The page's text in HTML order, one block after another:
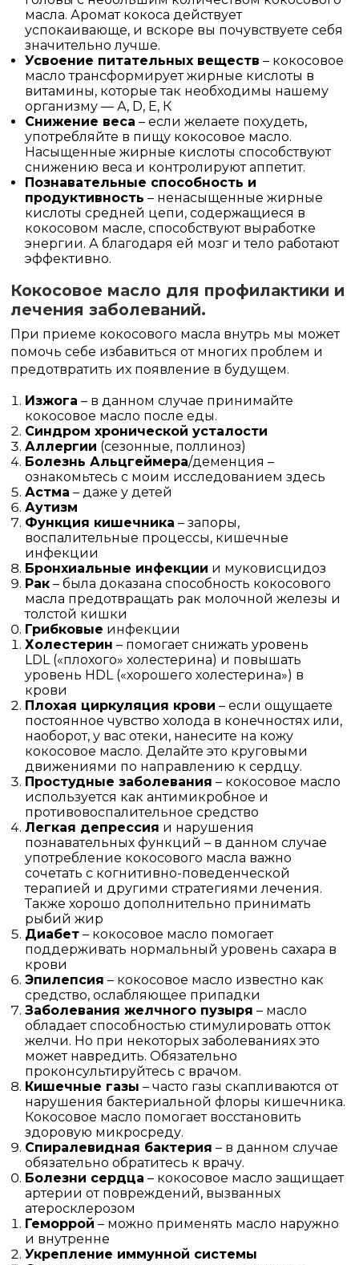
масла. Аромат кокоса действует
успокаивающе, и вскоре вы почувствуете себя
значительно лучше.
Усвоение питательных веществ – кокосовое
масло трансформирует жирные кислоты в
витамины, которые так необходимы нашему
организму — А, D, Е, К
Снижение веса – если желаете похудеть,
употребляйте в пищу кокосовое масло.
Насыщенные жирные кислоты способствуют
снижению веса и контролируют аппетит.
Познавательные способность и
продуктивность – ненасыщенные жирные
кислоты средней цепи, содержащиеся в
кокосовом масле, способствуют выработке
энергии. А благодаря ей мозг и тело работают
эффективно.
Кокосовое масло для профилактики и
лечения заболеваний.
При приеме кокосового масла внутрь мы может
помочь себе избавиться от многих проблем и
предотвратить их появление в будущем.
Изжога – в данном случае принимайте
кокосовое масло после еды.
Синдром хронической усталости
Аллергии (сезонные, поллиноз)
Болезнь Альцгеймера/деменция –
ознакомьтесь с моим исследованием здесь
Астма – даже у детей
Аутизм
Функция кишечника – запоры,
воспалительные процессы, кишечные
инфекции
Бронхиальные инфекции и муковисцидоз
Рак – была доказана способность кокосового
масла предотвращать рак молочной железы и
толстой кишки
Грибковые инфекции
Холестерин – помогает снижать уровень
LDL («плохого» холестерина) и повышать
уровень HDL («хорошего холестерина») в
крови
Плохая циркуляция крови – если ощущаете
постоянное чувство холода в конечностях или,
наоборот, у вас отеки, нанесите на кожу
кокосовое масло. Делайте это круговыми
движениями по направлению к сердцу.
Простудные заболевания – кокосовое масло
используется как антимикробное и
противовоспалительное средство
Легкая депрессия и нарушения
познавательных функций – в данном случае
употребление кокосового масла важно
сочетать с когнитивно-поведенческой
терапией и другими стратегиями лечения.
Также хорошо дополнительно принимать
рыбий жир
Диабет – кокосовое масло помогает
поддерживать нормальный уровень сахара в
крови
Эпилепсия – кокосовое масло известно как
средство, ослабляющее припадки
Заболевания желчного пузыря – масло
обладает способностью стимулировать отток
желчи. Но при некоторых заболеваниях это
может навредить. Обязательно
проконсультируйтесь с врачом.
Кишечные газы – часто газы скапливаются от
нарушения бактериальной флоры кишечника.
Кокосовое масло помогает восстановить
здоровую микросреду.
Спиралевидная бактерия – в данном случае
обязательно обратитесь к врачу.
Болезни сердца – кокосовое масло защищает
артерии от повреждений, вызванных
атеросклерозом
Геморрой – можно применять масло наружно
и внутренне
Укрепление иммунной системы